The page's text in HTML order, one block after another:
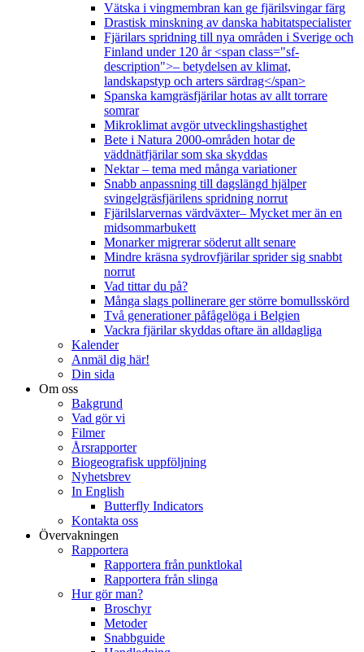
Vätska i vingmembran kan ge fjärilsvingar färg
Drastisk minskning av danska habitatspecialister
Fjärilars spridning till nya områden i Sverige och
Finland under 120 år <span class="sf-
description">– betydelsen av klimat,
landskapstyp och arters särdrag</span>
Spanska kamgräsfjärilar hotas av allt torrare
somrar
Mikroklimat avgör utvecklingshastighet
Bete i Natura 2000-områden hotar de
väddnätfjärilar som ska skyddas
Nektar – tema med många variationer
Snabb anpassning till dagslängd hjälper
svingelgräsfjärilens spridning norrut
Fjärilslarvernas värdväxter– Mycket mer än en
midsommarbukett
Monarker migrerar söderut allt senare
Mindre kräsna sydrovfjärilar sprider sig snabbt
norrut
Vad tittar du på?
Många slags pollinerare ger större bomullsskörd
Två generationer påfågelöga i Belgien
Vackra fjärilar skyddas oftare än alldagliga
Kalender
Anmäl dig här!
Din sida
Om oss
Bakgrund
Vad gör vi
Filmer
Årsrapporter
Biogeografisk uppföljning
Nyhetsbrev
In English
Butterfly Indicators
Kontakta oss
Övervakningen
Rapportera
Rapportera från punktlokal
Rapportera från slinga
Hur gör man?
Broschyr
Metoder
Snabbguide